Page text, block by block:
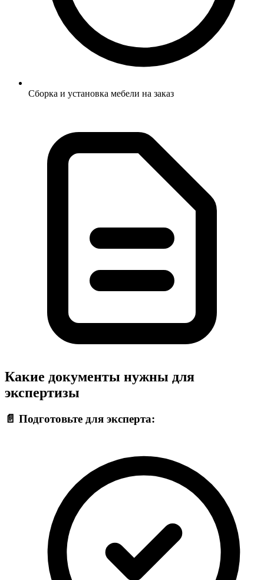
Сборка и установка мебели на заказ
Какие документы нужны для
экспертизы
📄 Подготовьте для эксперта: